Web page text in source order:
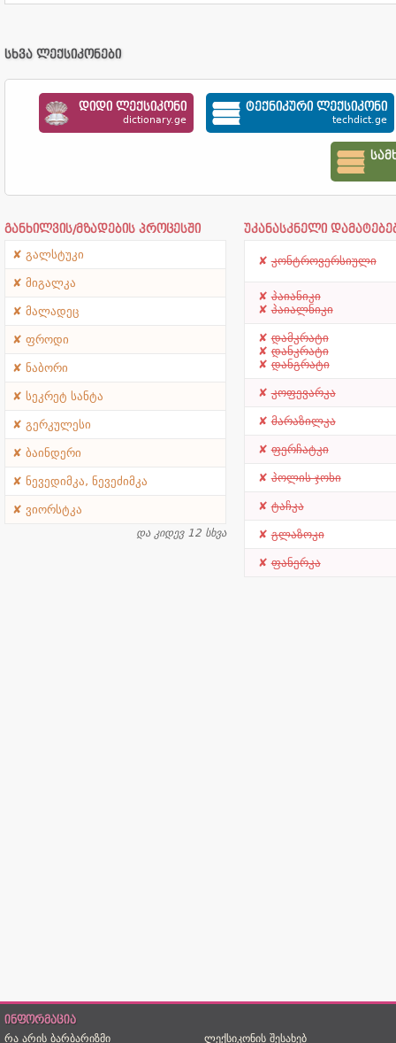
სხვა ლექსიკონები
დიდი ლექსიკონი
dictionary.ge
ტექნიკური ლექსიკონი
techdict.ge
განხილვის/მზადების პროცესში
გალსტუკი
მიგალკა
მალადეც
ფროდი
ნაბორი
სეკრეტ სანტა
გერკულესი
ბაინდერი
ნევედიმკა, ნევეძიმკა
ვიორსტკა
და კიდევ 12 სხვა
უკანასკნელი
კონტროვერსიული
პაიანიკი
პაიალნიკი
დამკრატი
დანკრატი
დანგრატი
კოფევარკა
მარაზილკა
ფერჩატკი
პოლის ჯოხი
ტაჩკა
გლაზოკი
ფანერკა
ინფორმაცია
რა არის ბარბარიზმი
ლექსიკონის შესახებ